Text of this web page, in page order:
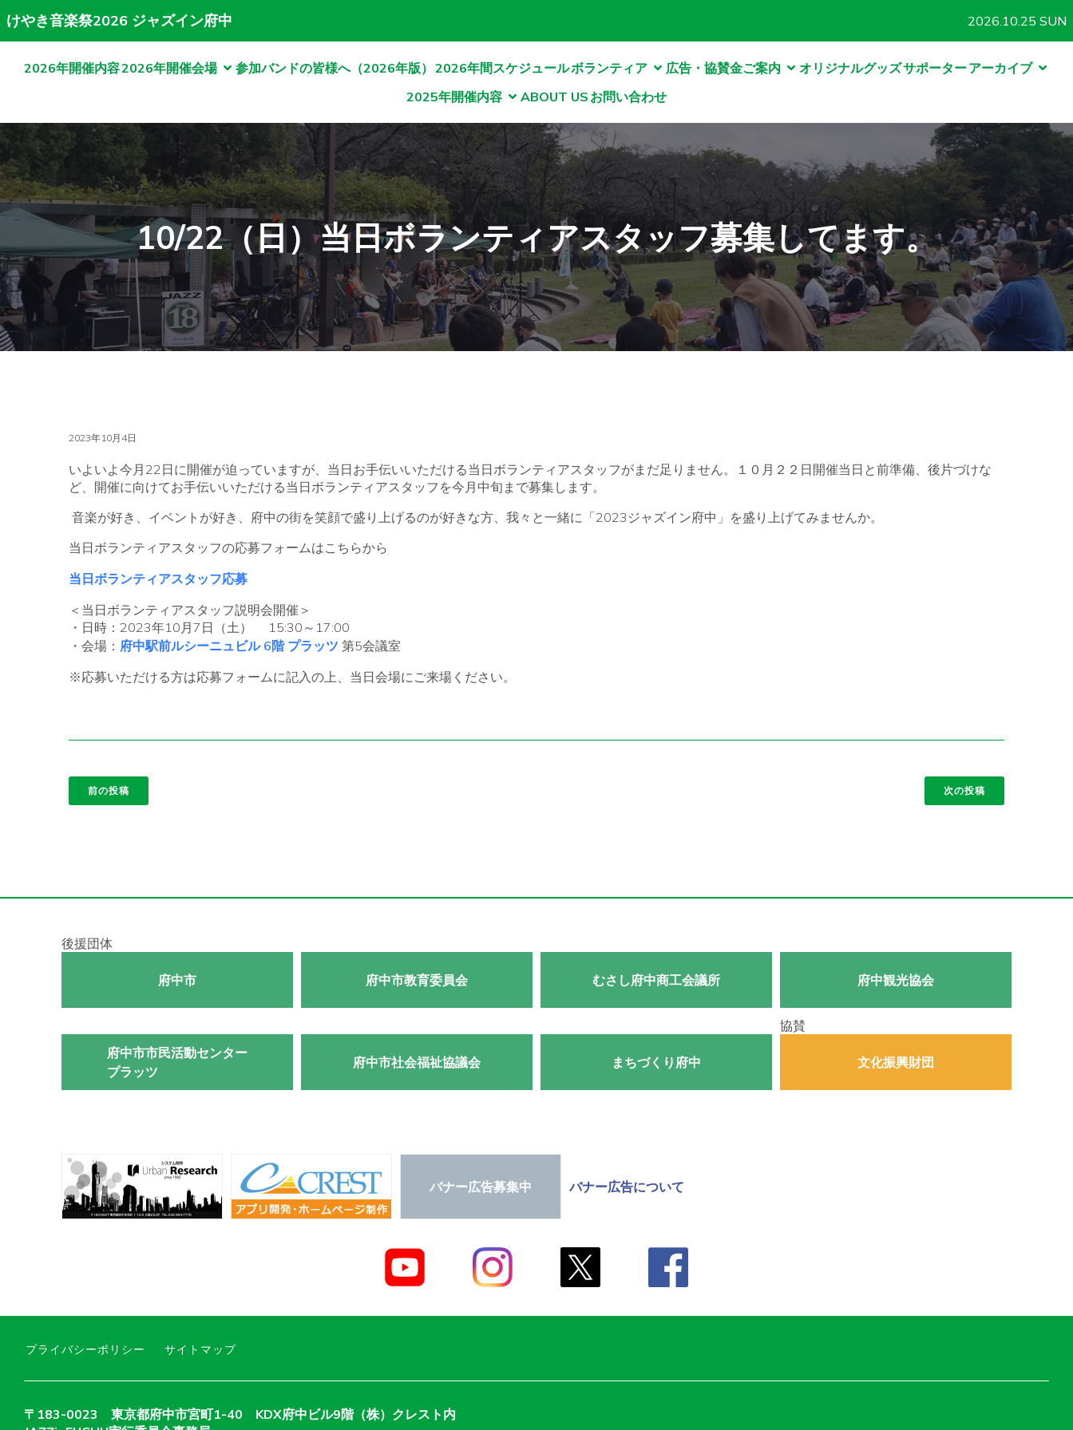
けやき音楽祭2026 ジャズイン府中 2026.10.25 SUN
2026年開催内容2026年開催会場 参加バンドの皆様へ（2026年版） 2026年間スケジュールボランティア 広告・協賛金ご案内 オリジナルグッズサポーターアーカイブ
2025年開催内容
ABOUT US お問い合わせ
10/22（日）当日ボランティアスタッフ募集してます。
2023年10月4日
いよいよ今月22日に開催が迫っていますが、当日お手伝いいただける当日ボランティアスタッフがまだ足りません。１０月２２日開催当日と前準備、後片づけな
ど、開催に向けてお手伝いいただける当日ボランティアスタッフを今月中旬まで募集します。
音楽が好き、イベントが好き、府中の街を笑顔で盛り上げるのが好きな方、我々と一緒に「2023ジャズイン府中」を盛り上げてみませんか。
当日ボランティアスタッフの応募フォームはこちらから
当日ボランティアスタッフ応募
＜当日ボランティアスタッフ説明会開催＞
・日時： 2023年10 月7 日（土） 15:30 ～17:00
・会場： 府中駅前ルシーニュビル6階 プラッツ 第5会議室
※応募いただける方は応募フォームに記入の上、当日会場にご来場ください。
前の投稿 次の投稿
後援団体
府中市 府中市教育委員会 むさし府中商工会議所 府中観光協会
府中市市民活動センター
プラッツ
府中市社会福祉協議会 まちづくり府中
協賛
文化振興財団
バナー広告募集中 バナー広告について
プライバシーポリシー サイトマップ
〒183-0023 東京都府中市宮町1-40 KDX府中ビル9階（株）クレスト内